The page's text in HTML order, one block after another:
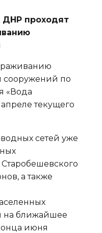
ДНР проходят
сооружений по
«Вода
текущего
сетей уже
Старобешевского
а также
на ближайшее
июня